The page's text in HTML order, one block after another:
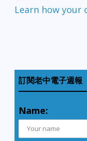
Learn how your
訂閱老中電子週報
Name: